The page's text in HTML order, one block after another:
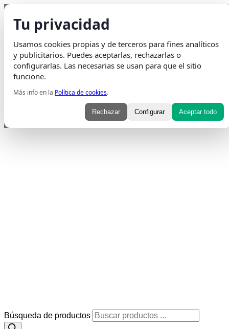
Tu privacidad
Usamos cookies propias y de terceros para fines analíticos
y publicitarios. Puedes aceptarlas, rechazarlas o
configurarlas. Las necesarias se usan para que el sitio
funcione.
Más info en la Política de cookies.
Rechazar Configurar Aceptar todo
Saltar al contenido
Envio Gratisen pedidos superiores a 75€ | Entrega en 24H
Whatsapp Envelope Instagram Tiktok
Búsqueda de productos